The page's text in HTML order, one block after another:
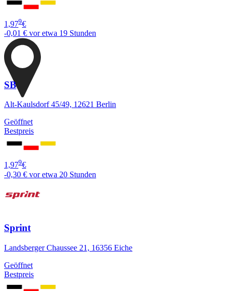
1,979€
-0,01 € vor etwa 19 Stunden
SB
Alt-Kaulsdorf 45/49, 12621 Berlin
Geöffnet
Bestpreis
1,979€
-0,30 € vor etwa 20 Stunden
Sprint
Landsberger Chaussee 21, 16356 Eiche
Geöffnet
Bestpreis